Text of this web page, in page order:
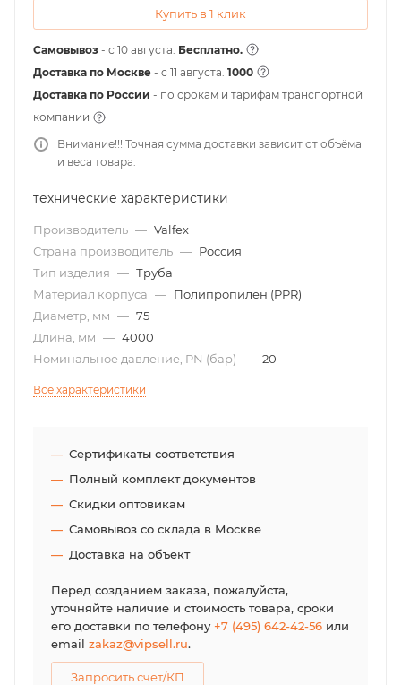
Купить в 1 клик
Самовывоз - с 10 августа. Бесплатно.
Доставка по Москве - c 11 августа. 1000
Доставка по России - по срокам и тарифам транспортной
компании
Внимание!!! Точная сумма доставки зависит от объёма
и веса товара.
технические характеристики
Производитель — Valfex
Страна производитель — Россия
Тип изделия — Труба
Материал корпуса — Полипропилен (PPR)
Диаметр, мм — 75
Длина, мм — 4000
Номинальное давление, PN (бар) — 20
Все характеристики
Сертификаты соответствия
Полный комплект документов
Скидки оптовикам
Самовывоз со склада в Москве
Доставка на объект
Перед созданием заказа, пожалуйста,
уточняйте наличие и стоимость товара, сроки
его доставки по телефону+7 (495) 642-42-56 или
email zakaz@vipsell.ru.
Запросить счет/КП